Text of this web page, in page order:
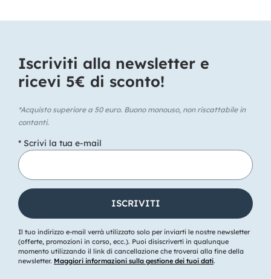
Iscriviti alla newsletter e
ricevi 5€ di sconto!​
*Acquisto superiore a 50 euro. Buono monouso, non riscattabile in
contanti.
* Scrivi la tua e-mail
Il tuo indirizzo e-mail verrà utilizzato solo per inviarti le nostre newsletter
(offerte, promozioni in corso, ecc.). Puoi disiscriverti in qualunque
momento utilizzando il link di cancellazione che troverai alla fine della
newsletter. Maggiori informazioni sulla gestione dei tuoi dati.